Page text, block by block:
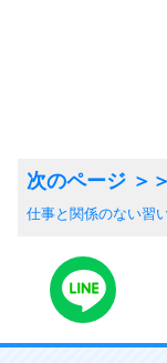
仕事と関係のない習